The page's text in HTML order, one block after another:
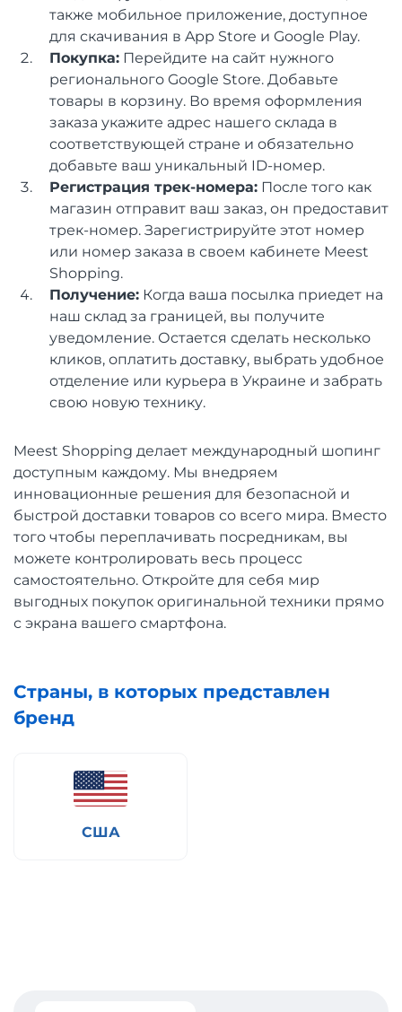
также мобильное приложение, доступное
для скачивания в App Store и Google Play.
Покупка: Перейдите на сайт нужного
регионального Google Store. Добавьте
товары в корзину. Во время оформления
заказа укажите адрес нашего склада в
соответствующей стране и обязательно
добавьте ваш уникальный ID-номер.
Регистрация трек-номера: После того как
магазин отправит ваш заказ, он предоставит
трек-номер. Зарегистрируйте этот номер
или номер заказа в своем кабинете Meest
Shopping.
Получение: Когда ваша посылка приедет на
наш склад за границей, вы получите
уведомление. Остается сделать несколько
кликов, оплатить доставку, выбрать удобное
отделение или курьера в Украине и забрать
свою новую технику.
Meest Shopping делает международный шопинг
доступным каждому. Мы внедряем
инновационные решения для безопасной и
быстрой доставки товаров со всего мира. Вместо
того чтобы переплачивать посредникам, вы
можете контролировать весь процесс
самостоятельно. Откройте для себя мир
выгодных покупок оригинальной техники прямо
с экрана вашего смартфона.
Страны, в которых представлен
бренд
США